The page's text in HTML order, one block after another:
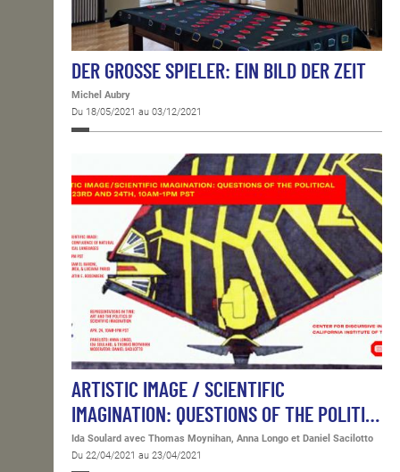
DER GROSSE SPIELER: EIN BILD DER ZEIT
Michel Aubry
Du 18/05/2021 au 03/12/2021
ARTISTIC IMAGE / SCIENTIFIC
IMAGINATION: QUESTIONS OF THE POLITI…
Ida Soulard avec Thomas Moynihan, Anna Longo et Daniel Sacilotto
Du 22/04/2021 au 23/04/2021